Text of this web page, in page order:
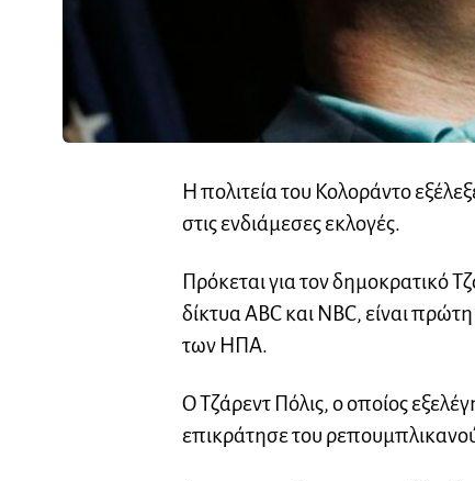
Η πολιτεία του Κολοράντο
στις ενδιάμεσες εκλογές.
Πρόκεται για τον δημοκρατικό
δίκτυα ABC και NBC, είναι
των ΗΠΑ.
Ο Τζάρεντ Πόλις, ο οποίος
επικράτησε του